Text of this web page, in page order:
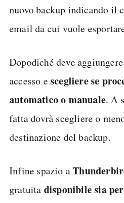
nuovo backup indicando il
email da cui vuole
Dopodiché deve
accesso escegliere se
automatico o manuale. A
fatta dovrà scegliere o
destinazione del backup.
Infine spazio a
gratuita disponibile sia